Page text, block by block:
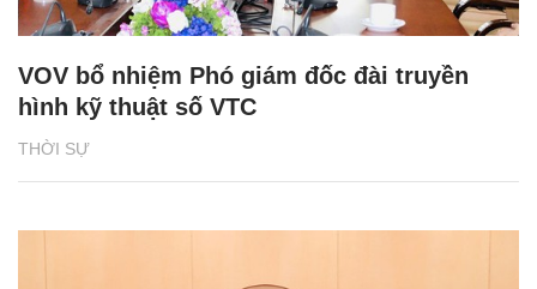
THỜI SỰ
VOV bổ nhiệm Phó giám đốc đài truyền
hình kỹ thuật số VTC